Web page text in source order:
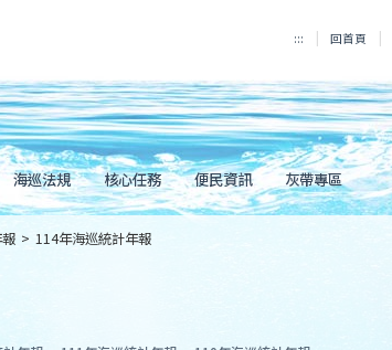
::: 回首頁
海巡法規 核心任務 便民資訊 灰帶專區
> 114年海巡統計年報